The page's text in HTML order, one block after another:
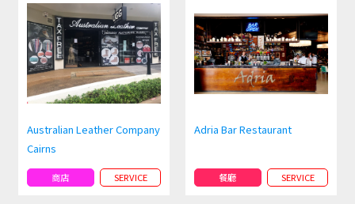
Australian Leather Company
Cairns
商店 SERVICE
Adria Bar Restaurant
餐廳 SERVICE